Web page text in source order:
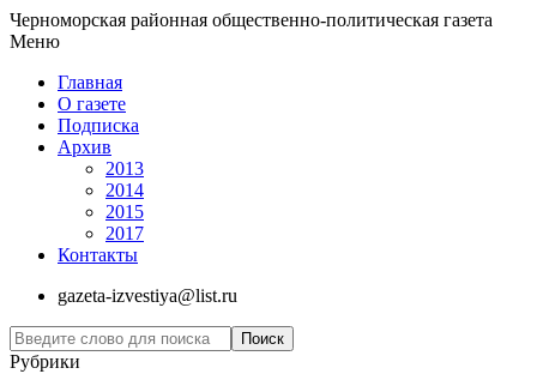
Черноморская районная общественно-политическая газета
Меню
Главная
О газете
Подписка
Архив
2013
2014
2015
2017
Контакты
gazeta-izvestiya@list.ru
Рубрики